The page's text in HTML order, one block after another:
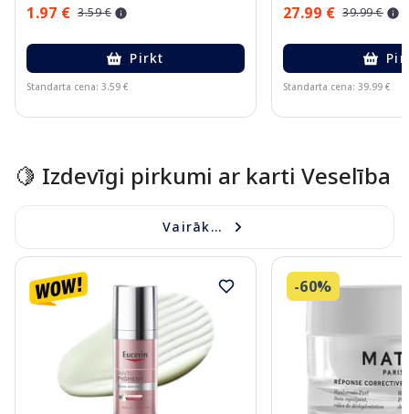
1.97 € 3.59 €
Pirkt
Standarta cena: 3.59 €
27.99 € 39.99 €
Standarta cena: 39.99 €
🍋 Izdevīgi pirkumi ar karti Veselība
Vairāk...
-60%